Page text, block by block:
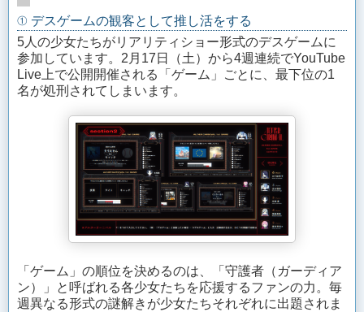
① デスゲームの観客として推し活をする
5人の少女たちがリアリティショー形式のデスゲームに
参加しています。2月17日（土）から4週連続でYouTube
Live上で公開開催される「ゲーム」ごとに、最下位の1
名が処刑されてしまいます。
「ゲーム」の順位を決めるのは、「守護者（ガーディア
ン）」と呼ばれる各少女たちを応援するファンの力。毎
週異なる形式の謎解きが少女たちそれぞれに出題されま